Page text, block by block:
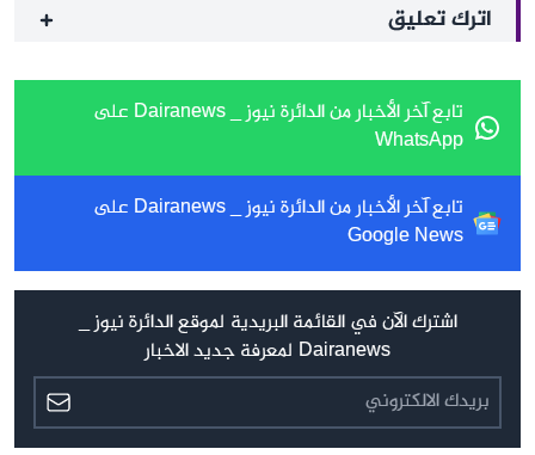
اترك تعليق
تابع آخر الأخبار من الدائرة نيوز _ Dairanews على
WhatsApp
تابع آخر الأخبار من الدائرة نيوز _ Dairanews على
Google News
اشترك الآن في القائمة البريدية لموقع الدائرة نيوز _
Dairanews لمعرفة جديد الاخبار